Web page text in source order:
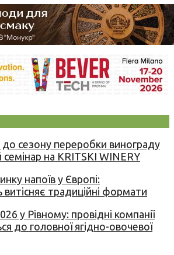
до сезону переробки винограду
на KRITSKI WINERY
напоїв у Європі:
витісняє традиційні формати
у Рівному: провідні компанії
до головної ягідно-овочевої